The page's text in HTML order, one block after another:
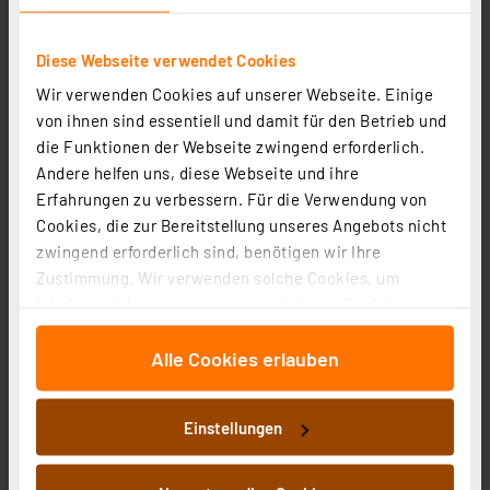
Diese Webseite verwendet Cookies
Wir verwenden Cookies auf unserer Webseite. Einige
von ihnen sind essentiell und damit für den Betrieb und
die Funktionen der Webseite zwingend erforderlich.
Andere helfen uns, diese Webseite und ihre
Erfahrungen zu verbessern. Für die Verwendung von
Cookies, die zur Bereitstellung unseres Angebots nicht
zwingend erforderlich sind, benötigen wir Ihre
Zustimmung. Wir verwenden solche Cookies, um
für soziale Medien anbieten zu können und die Zugriffe
auf unsere Website zu analysieren. Außerdem geben
an unsere Partner für soziale Medien, Werbung und
Analysen weiter. Unsere Partner führen diese
Informationen möglicherweise mit weiteren Daten
Alle Cookies erlauben
Einstellungen
OSRAM SMART+ Smart Home WLAN-
Überwachungskamera, Outdoor, 2K QHD, Weiß
Artikel-Nr. 254728
44.53 CHF
Informationen zu Versandkosten